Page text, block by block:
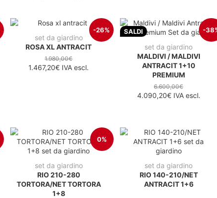
-26%
set da giardino
ROSA XL ANTRACIT
1.980,00€
1.467,20€ IVA escl.
SALDI -
set da giardino
MALDIVI / MALDIVI
ANTRACIT 1+10
PREMIUM
6.600,00€
4.090,20€IVA escl.
0%
set da giardino
RIO 210-280
TORTORA/NET TORTORA
1+8
set da giardino
RIO 140-210/NET
ANTRACIT 1+6